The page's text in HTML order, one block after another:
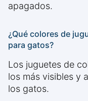
apagados.
¿Qué colores de
para gatos?
Los juguetes de
los más visibles y
los gatos.